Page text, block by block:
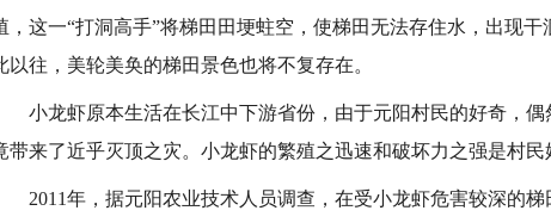
，这一“打洞高手”将梯田田埂蛀空，使梯田无法存住水，出现
以往，美轮美奂的梯田景色也将不复存在。
小龙虾原本生活在长江中下游省份，由于元阳村民的好奇，偶
带来了近乎灭顶之灾。小龙虾的繁殖之迅速和破坏力之强是村民
2011年，据元阳农业技术人员调查，在受小龙虾危害较深的梯